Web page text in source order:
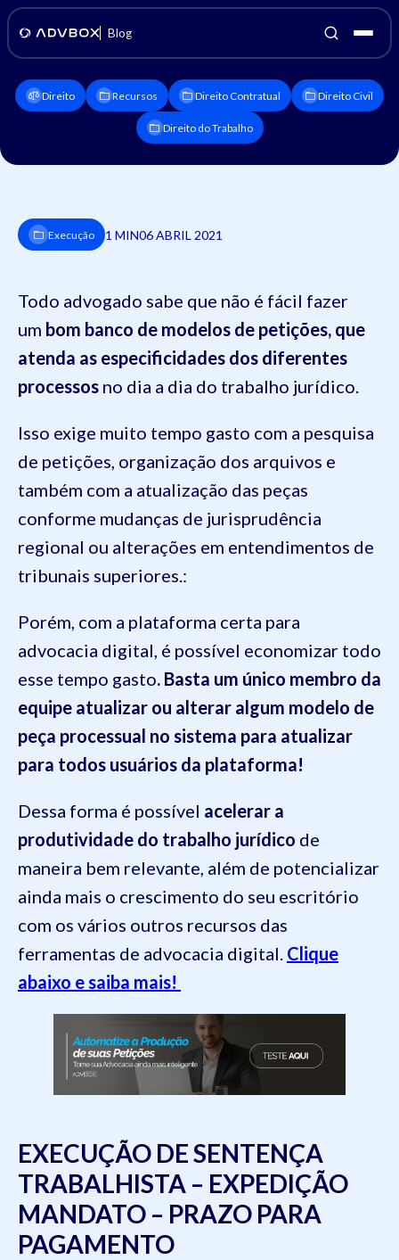
Blog
Direito Recursos Direito Contratual Direito Civil
Direito do Trabalho
Execução 1 MIN06 ABRIL 2021
Todo advogado sabe que não é fácil fazer
um bom banco de modelos de petições, que
atenda as especificidades dos diferentes
processos no dia a dia do trabalho jurídico.
Isso exige muito tempo gasto com a pesquisa
de petições, organização dos arquivos e
também com a atualização das peças
conforme mudanças de jurisprudência
regional ou alterações em entendimentos de
tribunais superiores.:
Porém, com a plataforma certa para
advocacia digital, é possível economizar todo
esse tempo gasto. Basta um único membro da
equipe atualizar ou alterar algum modelo de
peça processual no sistema para atualizar
para todos usuários da plataforma!
Dessa forma é possível acelerar a
produtividade do trabalho jurídico de
maneira bem relevante, além de potencializar
ainda mais o crescimento do seu escritório
com os vários outros recursos das
ferramentas de advocacia digital. Clique
abaixo e saiba mais!
EXECUÇÃO DE SENTENÇA
TRABALHISTA – EXPEDIÇÃO
MANDATO – PRAZO PARA
PAGAMENTO